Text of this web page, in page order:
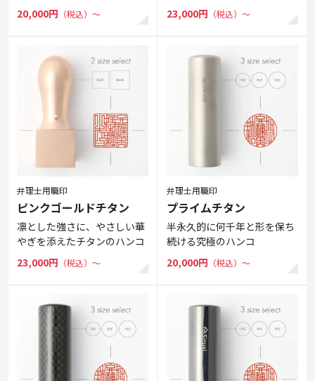
20,000円 （税込）〜
23,000円 （税込）〜
弁理士用職印
ピンクゴールドチタン
凛とした強さに、やさしい華
やぎを添えたチタンのハンコ
23,000円 （税込）〜
弁理士用職印
プライムチタン
半永久的に何千年と形を保ち
続ける究極のハンコ
20,000円 （税込）〜